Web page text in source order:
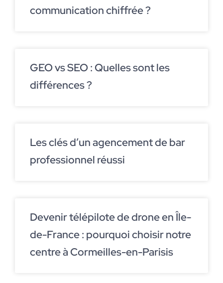
communication chiffrée ?
GEO vs SEO : Quelles sont les
différences ?
Les clés d’un agencement de bar
professionnel réussi
Devenir télépilote de drone en Île-
de-France : pourquoi choisir notre
centre à Cormeilles-en-Parisis